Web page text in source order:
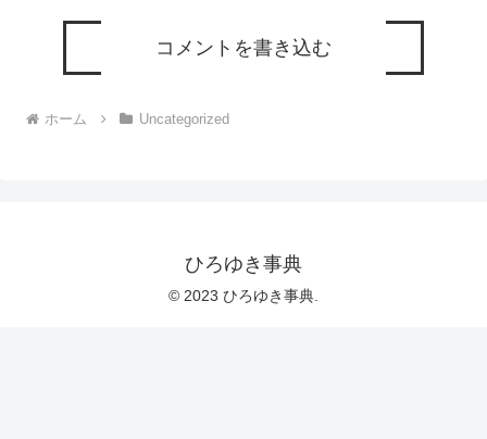
コメントを書き込む
ホーム Uncategorized
ひろゆき事典
© 2023 ひろゆき事典.